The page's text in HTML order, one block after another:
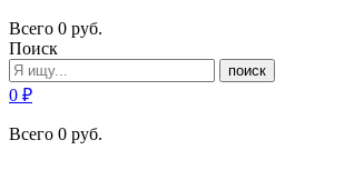
Всего 0 руб.
Поиск
поиск
0 ₽
Всего 0 руб.